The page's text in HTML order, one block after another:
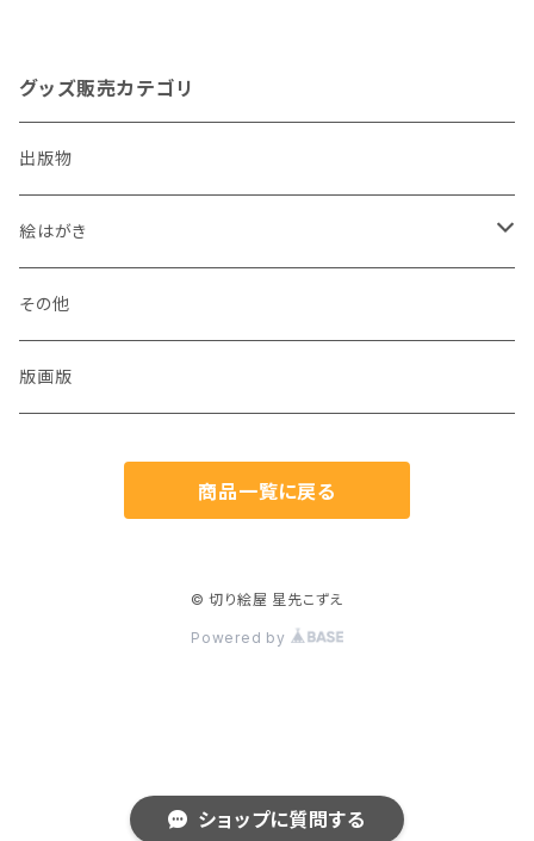
ショップに質問する
グッズ販売カテゴリ
出版物
絵はがき
犬
猫
その他
版画版
商品一覧に戻る
© 切り絵屋 星先こずえ
Powered by